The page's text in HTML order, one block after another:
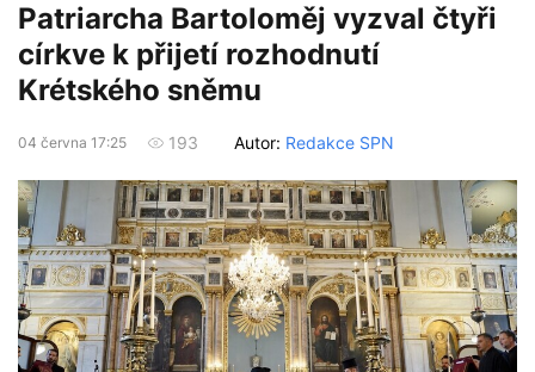
Patriarcha Bartoloměj vyzval čtyři
církve k přijetí rozhodnutí
Krétského sněmu
04 června 17:25 193 Autor: Redakce SPN